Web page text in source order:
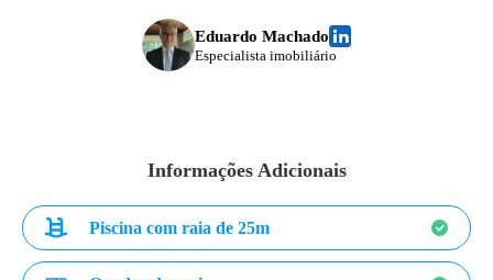
Eduardo Machado
Especialista imobiliário
Informações Adicionais
Piscina com raia de 25m